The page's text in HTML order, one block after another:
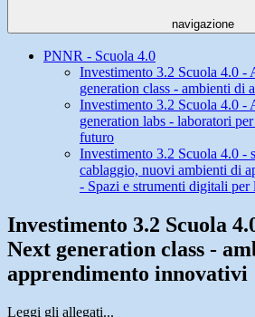
navigazione
PNNR - Scuola 4.0
Investimento 3.2 Scuola 4.0 -
generation class - ambienti di
Investimento 3.2 Scuola 4.0 -
generation labs - laboratori
futuro
Investimento 3.2 Scuola 4.0 -
cablaggio, nuovi ambienti di
- Spazi e strumenti digitali
Investimento 3.2 Scuola
Next generation class -
apprendimento innovativi
Leggi gli allegati...